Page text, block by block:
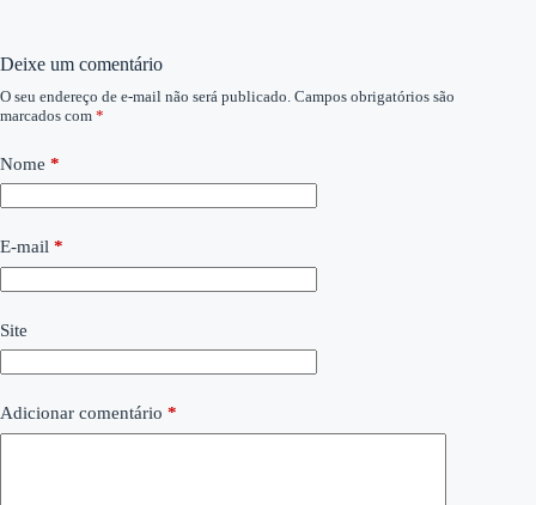
Deixe um comentário
O seu endereço de e-mail não será publicado. Campos obrigatórios são
marcados com *
Nome *
E-mail *
Site
Adicionar comentário *